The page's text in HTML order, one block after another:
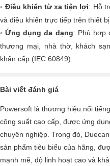
Điều khiển từ xa tiện lợi: Hỗ
và điều khiển trực tiếp trên thiết bị.
Ứng dụng đa dạng: Phù hợp
thương mại, nhà thờ, khách
khẩn cấp (IEC 60849).
Bài viết đánh giá
Powersoft là thương hiệu nổi
công suất cao cấp, được ứng
chuyên nghiệp. Trong đó,
sản phẩm tiêu biểu của hãng,
mạnh mẽ, độ linh hoạt cao và